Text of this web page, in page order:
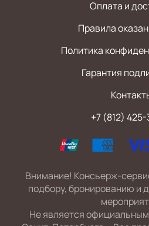
Оплата и
Правила
Политика
Гарантия
+7 (812)
Внимание! Консьерж-
подбору, бронированию и
Не является